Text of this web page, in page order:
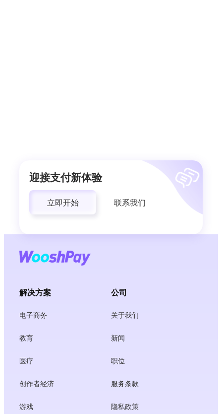
迎接支付新体验
立即开始 联系我们
解决方案
电子商务
教育
医疗
创作者经济
游戏
公司
关于我们
新闻
职位
服务条款
隐私政策